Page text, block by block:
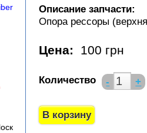
Описание запчасти:
Опора рессоры
Цена: 100 грн
Количество - +